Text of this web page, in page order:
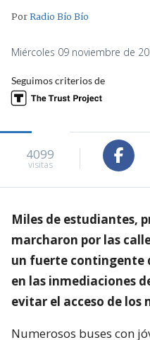
PorRadio Bío Bío
Miércoles 09 noviembre de
Seguimos criterios de
4099
visitas
Miles de estudiantes,
marcharon por las
un fuerte contingente
en las inmediaciones
evitar el acceso de los
Numerosos buses con